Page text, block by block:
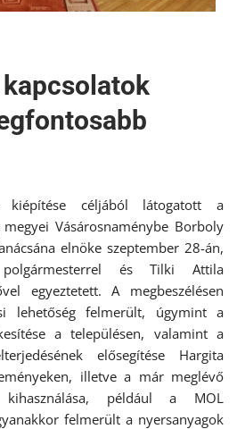
kiépítése céljából látogatott a
megyei Vásárosnaménybe Borboly
elnöke szeptember 28-án,
és Tilki Attila
egyeztetett. A megbeszélésen
lehetőség felmerült, úgymint a
a településen, valamint a
elősegítése Hargita
illetve a már meglévő
kihasználása, például a MOL
felmerült a nyersanyagok